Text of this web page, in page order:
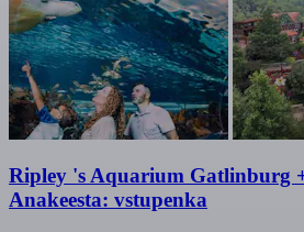
Ripley 's Aquarium Gatlinburg
Anakeesta: vstupenka